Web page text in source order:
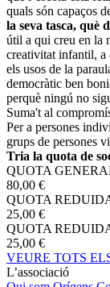
quals són capaços
la seva tasca, què
útil a qui creu en la
creativitat infantil, a
els usos de la
democràtic ben
perquè ningú no
Suma't al
Per a persones
grups de persones
Tria la quota de
QUOTA
80,00 €
QUOTA
25,00 €
QUOTA
25,00 €
VEURE TOTS
L’associació